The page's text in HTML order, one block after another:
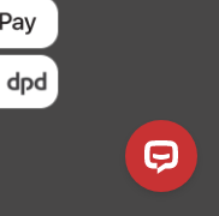
sprawdzone
że precyzyjnie
klasy elektronika
przez tysiące godzin,
źródeł światła.